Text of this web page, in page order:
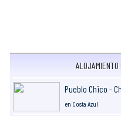
ALOJAMIENTO
Pueblo Chico -
en Costa Azul